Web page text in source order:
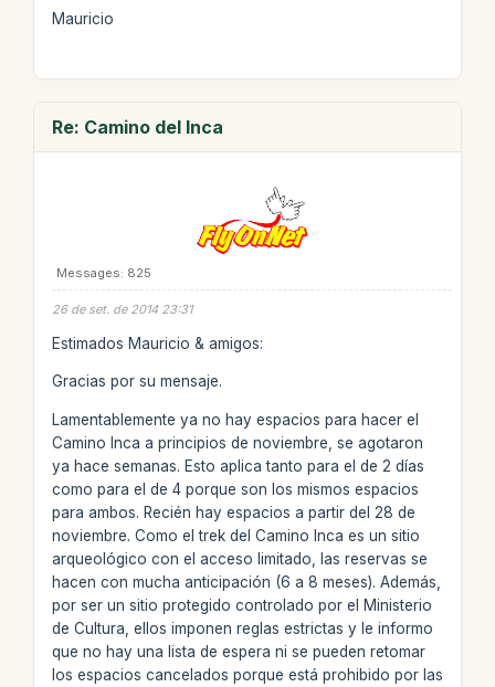
Mauricio
Re: Camino del Inca
Messages: 825
26 de set. de 2014 23:31
Estimados Mauricio & amigos:
Gracias por su mensaje.
Lamentablemente ya no hay espacios para hacer el
Camino Inca a principios de noviembre, se agotaron
ya hace semanas. Esto aplica tanto para el de 2 días
como para el de 4 porque son los mismos espacios
para ambos. Recién hay espacios a partir del 28 de
noviembre. Como el trek del Camino Inca es un sitio
arqueológico con el acceso limitado, las reservas se
hacen con mucha anticipación (6 a 8 meses). Además,
por ser un sitio protegido controlado por el Ministerio
de Cultura, ellos imponen reglas estrictas y le informo
que no hay una lista de espera ni se pueden retomar
los espacios cancelados porque está prohibido por las